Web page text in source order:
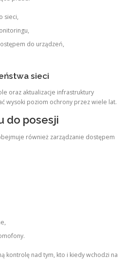
sieci,
do urządzeń,
sieci
oraz aktualizacje infrastruktury
wysoki poziom ochrony przez wiele lat.
do posesji
również zarządzanie dostępem
kontrolę nad tym, kto i kiedy wchodzi na